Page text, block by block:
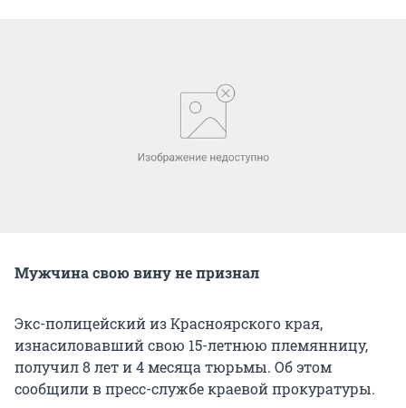
Мужчина свою вину не признал
Экс-полицейский из Красноярского края,
изнасиловавший свою 15-летнюю племянницу,
получил 8 лет и 4 месяца тюрьмы. Об этом
сообщили в пресс-службе краевой прокуратуры.